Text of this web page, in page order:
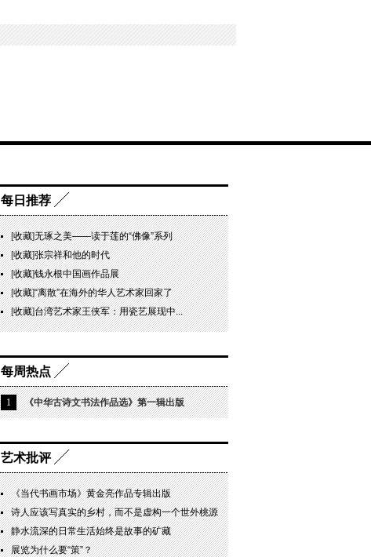
每日推荐
[收藏]无琢之美——读于莲的“佛像”系列
[收藏]张宗祥和他的时代
[收藏]钱永根中国画作品展
[收藏]“离散”在海外的华人艺术家回家了
[收藏]台湾艺术家王侠军：用瓷艺展现中...
每周热点
1 《中华古诗文书法作品选》第一辑出版
艺术批评
《当代书画市场》黄金亮作品专辑出版
诗人应该写真实的乡村，而不是虚构一个世外桃源
静水流深的日常生活始终是故事的矿藏
展览为什么要“策”？